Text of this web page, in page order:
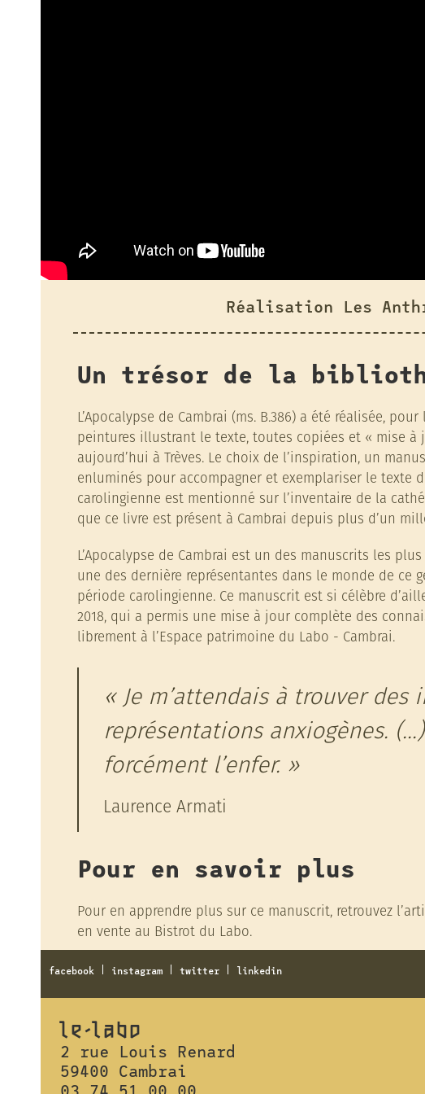
Réalisation Les
Un trésor de la
L’Apocalypse de Cambrai (ms. B.386) a été réalisée,
peintures illustrant le texte, toutes copiées et « mise à
aujourd’hui à Trèves. Le choix de l’inspiration, un
enluminés pour accompagner et exemplariser le texte
carolingienne est mentionné sur l’inventaire de la
que ce livre est présent à Cambrai depuis plus d’un
L’Apocalypse de Cambrai est un des manuscrits les
une des dernière représentantes dans le monde de ce
période carolingienne. Ce manuscrit est si célèbre
2018, qui a permis une mise à jour complète des
librement à l’Espace patrimoine du Labo - Cambrai.
Je m’attendais à trouver des
représentations anxiogènes.
forcément l’enfer.
Laurence Armati
Pour en savoir plus
Pour en apprendre plus sur ce manuscrit, retrouvez
en vente au Bistrot du Labo.
facebook instagram twitter linkedin
le-lAbO
2 rue Louis Renard
59400 Cambrai
03 74 51 00 00